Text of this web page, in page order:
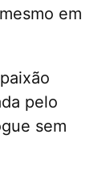
em
pelo
sem